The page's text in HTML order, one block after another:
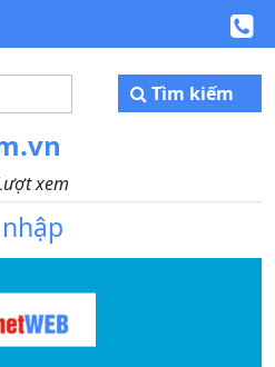
Tìm kiếm
xem